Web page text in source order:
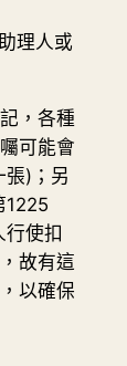
理人或
，各種
可能會
張)；另
1225
使扣
故有這
以確保